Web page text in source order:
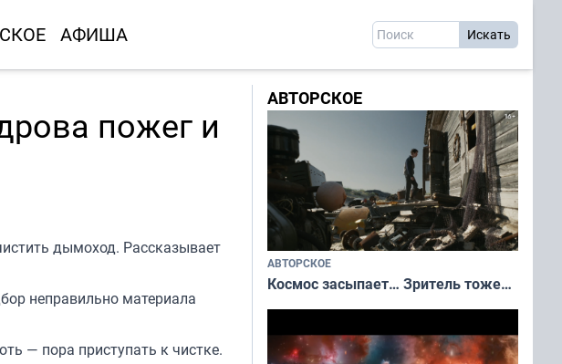
АФИША
пожег и
дымоход. Рассказывает
неправильно материала
— пора приступать к чистке.
АВТОРСКОЕ
АВТОРСКОЕ
Космос засыпает… Зритель тоже…